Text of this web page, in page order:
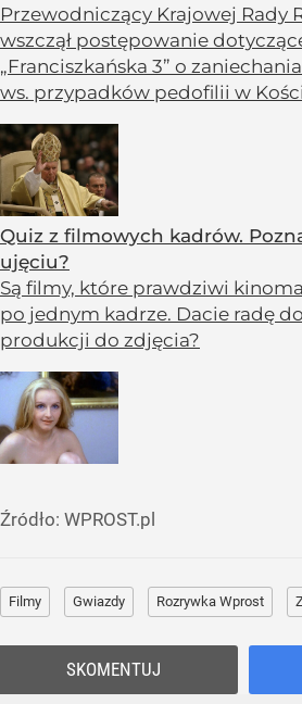
Przewodniczący Krajowej Rady
wszczął postępowanie
„Franciszkańska 3” o
ws. przypadków pedofilii w
Quiz z filmowych kadrów.
ujęciu?
Są filmy, które prawdziwi
po jednym kadrze. Dacie radę
produkcji do zdjęcia?
Źródło: WPROST.pl
Filmy Gwiazdy Rozrywka Wprost
SKOMENTUJ